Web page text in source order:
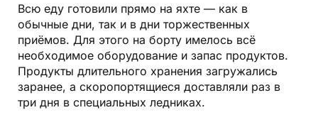
Всю еду готовили прямо на яхте — как в
обычные дни, так и в дни торжественных
приёмов. Для этого на борту имелось всё
необходимое оборудование и запас продуктов.
Продукты длительного хранения загружались
заранее, а скоропортящиеся доставляли раз в
три дня в специальных ледниках.